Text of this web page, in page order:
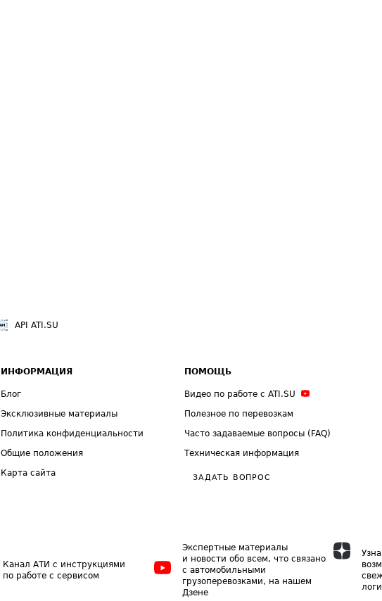
API ATI.SU
ИНФОРМАЦИЯ
Блог
Эксклюзивные материалы
Политика конфиденциальности
Общие положения
Карта сайта
ПОМОЩЬ
Видео по работе с ATI.SU
Полезное по перевозкам
Часто задаваемые вопросы (FAQ)
Техническая информация
ЗАДАТЬ ВОПРОС
Канал АТИ с инструкциями
по работе с сервисом
Экспертные материалы
и новости обо всем, что связано
с автомобильными
грузоперевозками, на нашем
Дзене